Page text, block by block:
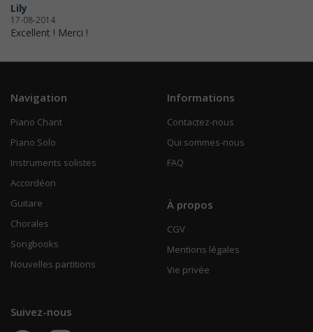
Lily
17-08-2014
Excellent ! Merci !
Navigation
Piano Chant
Piano Solo
Instruments solistes
Accordéon
Guitare
Chorales
Songbooks
Nouvelles partitions
Informations
Contactez-nous
Qui sommes-nous
FAQ
À propos
CGV
Mentions légales
Vie privée
Suivez-nous